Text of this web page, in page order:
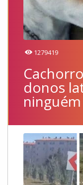
1279419
donos